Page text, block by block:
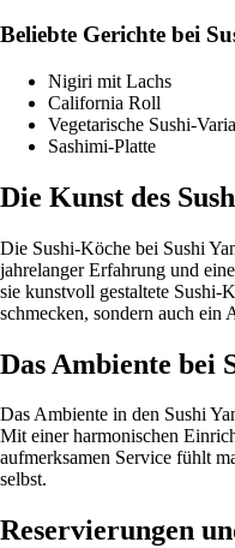
Beliebte Gerichte bei
Nigiri mit Lachs
California Roll
Vegetarische Sushi-
Sashimi-Platte
Die Kunst des
Die Sushi-Köche bei Sushi
jahrelanger Erfahrung und
sie kunstvoll gestaltete Sushi-
schmecken, sondern auch ein
Das Ambiente bei
Das Ambiente in den Sushi
Mit einer harmonischen
aufmerksamen Service fühlt
selbst.
Reservierungen